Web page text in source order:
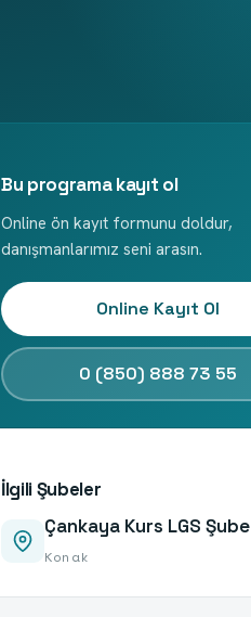
Bu programa kayıt ol
Online ön kayıt formunu doldur,
danışmanlarımız seni arasın.
Online Kayıt Ol
0 (850) 888 73 55
İlgili Şubeler
Çankaya Kurs LGS Şube
Konak